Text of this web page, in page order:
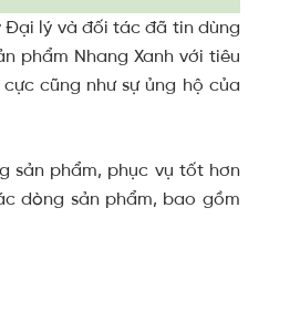
Đại lý và đối tác đã tin dùng
phẩm Nhang Xanh với tiêu
cũng như sự ủng hộ của
sản phẩm, phục vụ tốt hơn
dòng sản phẩm, bao gồm